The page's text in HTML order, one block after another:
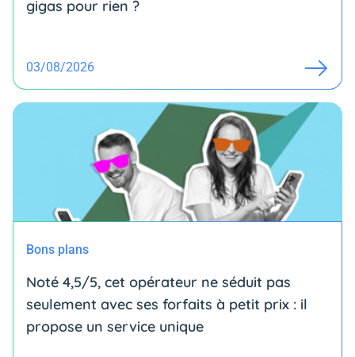
gigas pour rien ?
03/08/2026
Bons plans
Noté 4,5/5, cet opérateur ne séduit pas
seulement avec ses forfaits à petit prix : il
propose un service unique